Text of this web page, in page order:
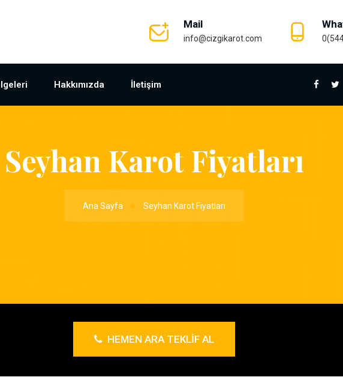
Mail
info@cizgikarot.com
Hakkımızda İletişim
Seyhan Karot Fiyatları
Ana Sayfa Seyhan Karot Fiyatları
HEMEN ARA TEKLIF AL